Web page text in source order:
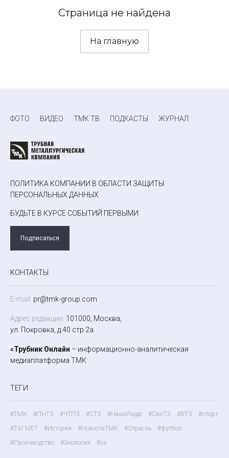
Страница не найдена
На главную
ФОТО ВИДЕО ТМК ТВ ПОДКАСТЫ ЖУРНАЛ
ПОЛИТИКА КОМПАНИИ В ОБЛАСТИ ЗАЩИТЫ
ПЕРСОНАЛЬНЫХ ДАННЫХ
БУДЬТЕ В КУРСЕ СОБЫТИЙ ПЕРВЫМИ
Подписаться
КОНТАКТЫ
E-mail: pr@tmk-group.com
Адрес редакции: 101000, Москва,
ул. Покровка, д.40 стр.2а
«Трубник Онлайн – информационно-аналитическая
медиаплатформа ТМК
ТЕГИ
#ТМК #ПНТЗ #ЧТПЗ #СТЗ #НашиЛюди #СинТЗ #ВТЗ
#спорт
#ТАГМЕТ
#История #НовостиТМК #Отрасль
#футбол
#Производство
#Экология Все